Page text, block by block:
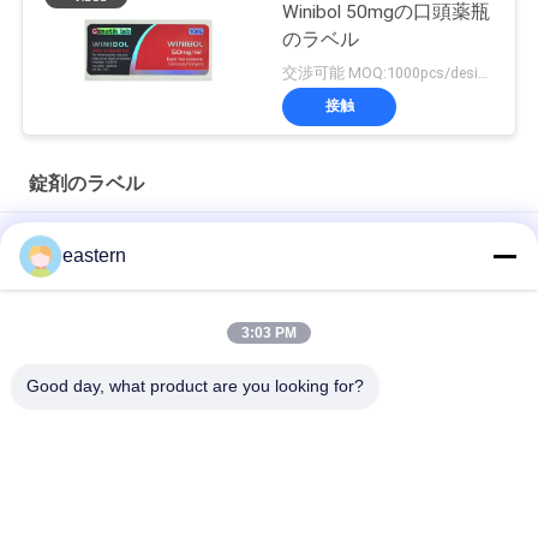
Winibol 50mgの口頭薬瓶
のラベル
接触
錠剤のラベル
シアリス タダラフィル 100mg 経口用ラベル
SS-31 強い粘着剤 ペンチド 錠剤 錠剤
光沢のあるBiomexの実験室のアーカイブ同化カスタマイズされ
eastern
3:03 PM
Good day, what product are you looking for?